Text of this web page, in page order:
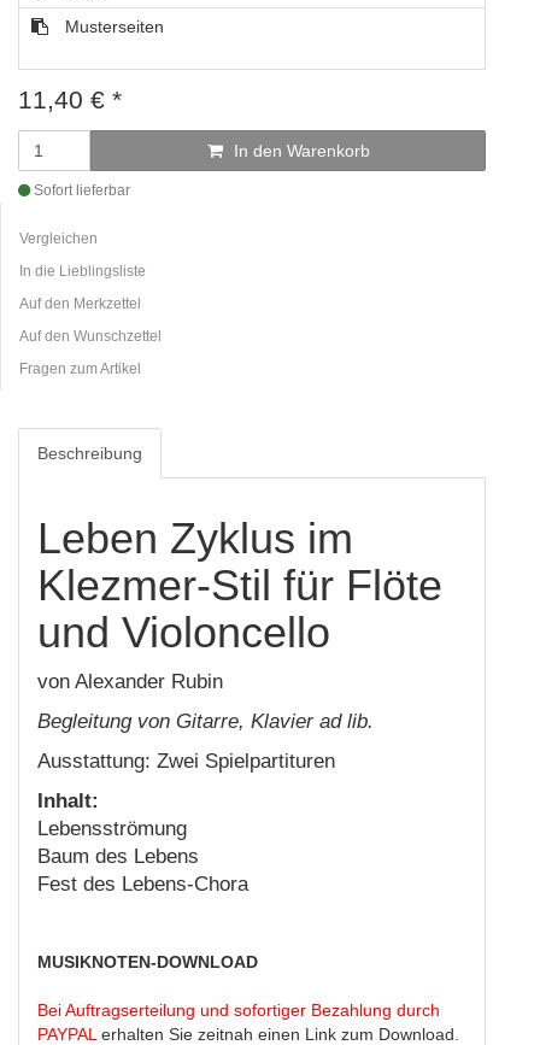
Musterseiten
11,40 € *
In den Warenkorb
Sofort lieferbar
Vergleichen
In die Lieblingsliste
Auf den Merkzettel
Auf den Wunschzettel
Fragen zum Artikel
Beschreibung
Leben Zyklus im
Klezmer-Stil für Flöte
und Violoncello
von Alexander Rubin
Begleitung von Gitarre, Klavier ad lib.
Ausstattung: Zwei Spielpartituren
Inhalt:
Lebensströmung
Baum des Lebens
Fest des Lebens-Chora
MUSIKNOTEN-DOWNLOAD
Bei Auftragserteilung und sofortiger Bezahlung durch
PAYPAL erhalten Sie zeitnah einen Link zum Download.